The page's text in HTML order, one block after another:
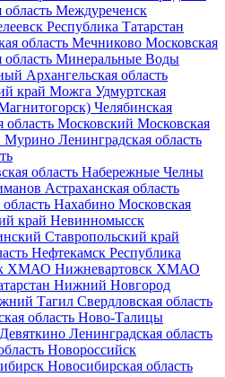
Междуреченск
Республика Татарстан
область Мечниково Московская
область Минеральные Воды
Архангельская область
край Можга Удмуртская
Челябинская
область Московский Московская
Мурино Ленинградская область
область Набережные Челны
Астраханская область
Нахабино Московская
край Невинномысск
Ставропольский край
Нефтекамск Республика
ХМАО Нижневартовск ХМАО
Нижний Новгород
Тагил Свердловская область
область Ново-Талицы
Ленинградская область
Новороссийск
Новосибирская область